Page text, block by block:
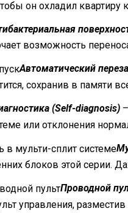
он охладил
возможность
Автоматический
сохранив в памяти
(Self-diagnosis)
или отклонения
блоков этой серии.
Проводной
управления,